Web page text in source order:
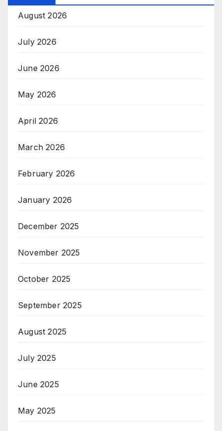
August 2026
July 2026
June 2026
May 2026
April 2026
March 2026
February 2026
January 2026
December 2025
November 2025
October 2025
September 2025
August 2025
July 2025
June 2025
May 2025